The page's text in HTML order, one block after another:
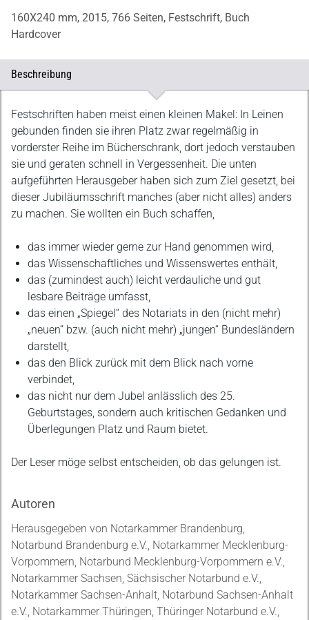
160X240 mm, 2015, 766 Seiten, Festschrift, Buch
Hardcover
Beschreibung
Beschreibung
Festschriften haben meist einen kleinen Makel: In Leinen
gebunden finden sie ihren Platz zwar regelmäßig in
vorderster Reihe im Bücherschrank, dort jedoch verstauben
sie und geraten schnell in Vergessenheit. Die unten
aufgeführten Herausgeber haben sich zum Ziel gesetzt, bei
dieser Jubiläumsschrift manches (aber nicht alles) anders
zu machen. Sie wollten ein Buch schaffen,
das immer wieder gerne zur Hand genommen wird,
das Wissenschaftliches und Wissenswertes enthält,
das (zumindest auch) leicht verdauliche und gut
lesbare Beiträge umfasst,
das einen „Spiegel“ des Notariats in den (nicht mehr)
„neuen“ bzw. (auch nicht mehr) „jungen“ Bundesländern
darstellt,
das den Blick zurück mit dem Blick nach vorne
verbindet,
das nicht nur dem Jubel anlässlich des 25.
Geburtstages, sondern auch kritischen Gedanken und
Überlegungen Platz und Raum bietet.
Der Leser möge selbst entscheiden, ob das gelungen ist.
Autoren
Herausgegeben von Notarkammer Brandenburg,
Notarbund Brandenburg e.V., Notarkammer Mecklenburg-
Vorpommern, Notarbund Mecklenburg-Vorpommern e.V.,
Notarkammer Sachsen, Sächsischer Notarbund e.V.,
Notarkammer Sachsen-Anhalt, Notarbund Sachsen-Anhalt
e.V., Notarkammer Thüringen, Thüringer Notarbund e.V.,